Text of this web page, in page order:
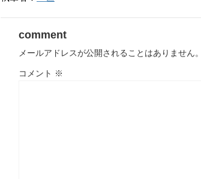
comment
メールアドレスが公開されることはありません。
コメント ※